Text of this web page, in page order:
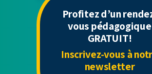
Liens Utiles
Contact
Politique de confidentialité
Profitez d’un
vous pédagogique
GRATUIT!
Inscrivez-vous à
newsletter